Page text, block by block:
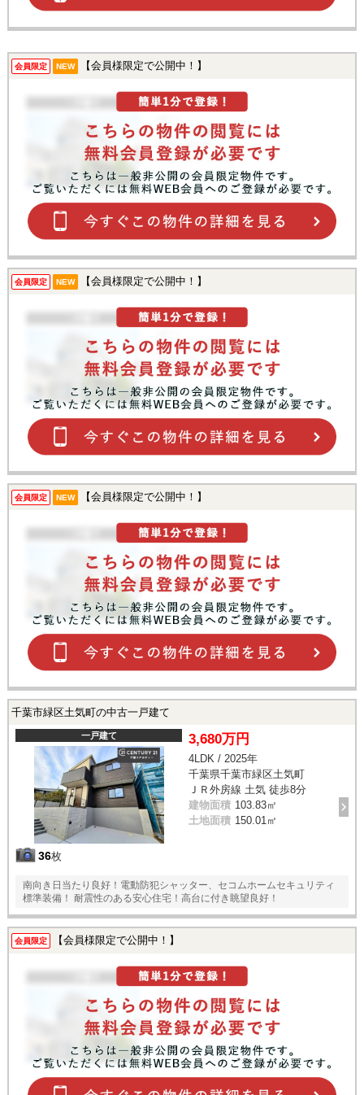
会員限定 NEW 【会員様限定で公開中！】
会員限定 NEW 【会員様限定で公開中！】
会員限定 NEW 【会員様限定で公開中！】
千葉市緑区土気町の中古一戸建て
一戸建て
36枚
3,680万円
4LDK / 2025年
千葉県千葉市緑区土気町
ＪＲ外房線 土気 徒歩8分
建物面積 103.83㎡
土地面積 150.01㎡
南向き日当たり良好！電動防犯シャッター、セコムホームセキュリティ
標準装備！ 耐震性のある安心住宅！高台に付き眺望良好！
会員限定 【会員様限定で公開中！】